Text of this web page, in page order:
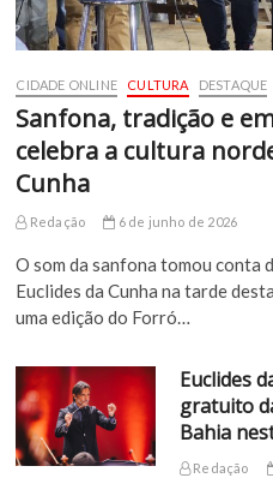
CIDADE ONLINE CULTURA DESTAQUE
Sanfona, tradição e
celebra a cultura
Cunha
Redação 6 de junho de 2026
O som da sanfona tomou conta
Euclides da Cunha na tarde
uma edição do Forró…
Euclides
gratuito
Bahia
Redação